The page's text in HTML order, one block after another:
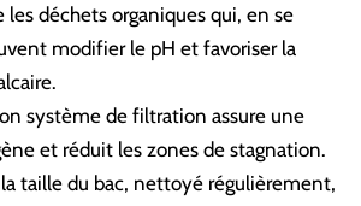
les déchets organiques qui, en se
modifier le pH et favoriser la
système de filtration assure une
et réduit les zones de stagnation.
taille du bac, nettoyé régulièrement,